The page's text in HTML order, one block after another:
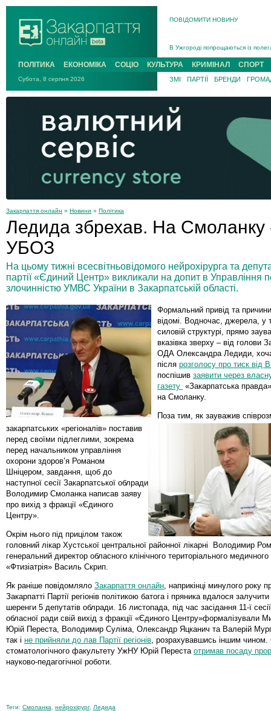
ПОВІДОМИТИ НОВИНУ
В Ужгороді попрощаються із
В Ужгороді 5 серпня
Підтвердили загибель
На війні з рф поліг військовий з
На Хустщині внаслідок ДТП за
Інструктора районного ТЦК на
ПОЛІТИКА ЕКОНОМІКА СОЦІО КУЛЬТУРА КРИМІНАЛ СПОРТ
Субота, 8 серпня 2026 ЗМІ ПАРТІЇ БРЕНДИ
Закарпаття онлайн » Новини » Політика
Ледида збрехав. На Смоланку
УБОЗ
На цьому тижні всесвітньовідомого нейрохірурга та
партії «Єдиний Центр» викликали на допит в Управління
злочинністю УМВС України в Закарпатській області.
Формальний привід та
відомі. Водночас, джерела, у
силовій структурі, прямо
вказівка зверху – від голови
ОДА Олександра Ледиди,
після розголосу про тиск від
поспішив заявити через
газету «Закарпатська
на Смоланку.
Поза тим, як зауважив
закарпатських «регіоналів» поставив
перед своїми підлеглими, зокрема
перед начальником управління
охорони здоров’я Романом
Шніцером, завдання, щоб до
наступної сесії Закарпатської облради
Володимир Смоланка написав заяву
про вихід з фракції «Єдиного
Центру».
Окрім нього під прицілом також
головний лікар Хустської центральної районної лікарні Володимир
генеральний директор обласного клінічного територіального
«Фтизіатрія» Василь Скрип.
Як раніше повідомляло Закарпаття онлайн , наприкінці минулого року
Закарпатті Партії регіонів політикою батога і пряника вдалося
шеренги 5 депутатів облради. 16 листопада, під час засідання 11-ї
обласної ради свій вихід з фракції «Єдиного Центру»формалізували
Юрій Переста, Володимир Суліма, Олександр Яцканич та Валерій
так і не прийняли до лав Партії регіонів , розрахувавшись іншим
стоматологічного факультету УжНУ Юрій Переста отримав посаду
науково-педагогічної роботи.
Теги: Смоланка нейрохірург, Ледида